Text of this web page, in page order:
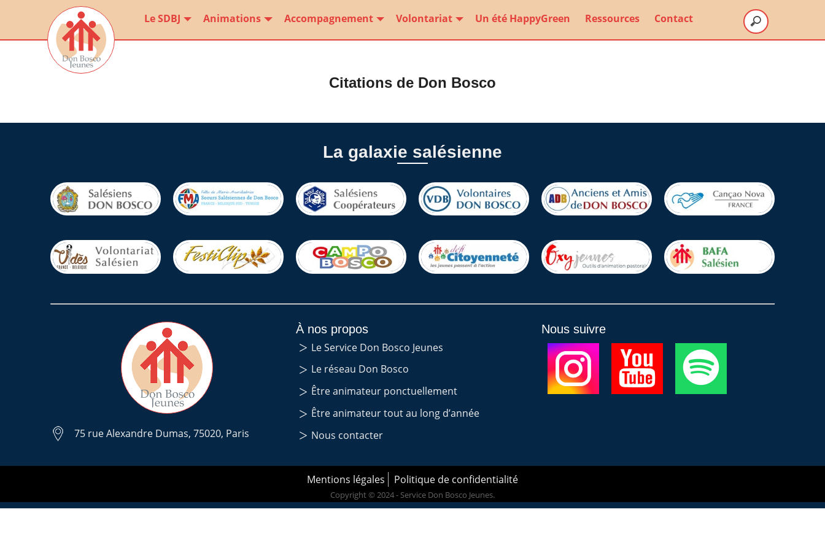
Le SDBJ Animations Accompagnement Volontariat Un été HappyGreen Ressources Contact
Citations de Don Bosco
La galaxie salésienne
75 rue Alexandre Dumas, 75020, Paris
À nos propos
Le Service Don Bosco Jeunes
Le réseau Don Bosco
Être animateur ponctuellement
Être animateur tout au long d’année
Nous contacter
Nous suivre
Mentions légales Politique de confidentialité
Copyright © 2024 - Service Don Bosco Jeunes.